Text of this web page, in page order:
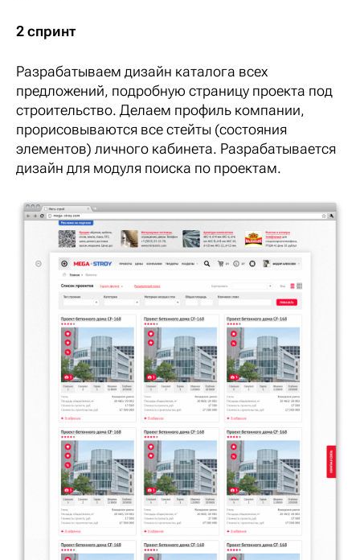
2 спринт
Разрабатываем дизайн каталога всех
предложений, подробную страницу проекта под
строительство. Делаем профиль компании,
прорисовываются все стейты (состояния
элементов) личного кабинета. Разрабатывается
дизайн для модуля поиска по проектам.